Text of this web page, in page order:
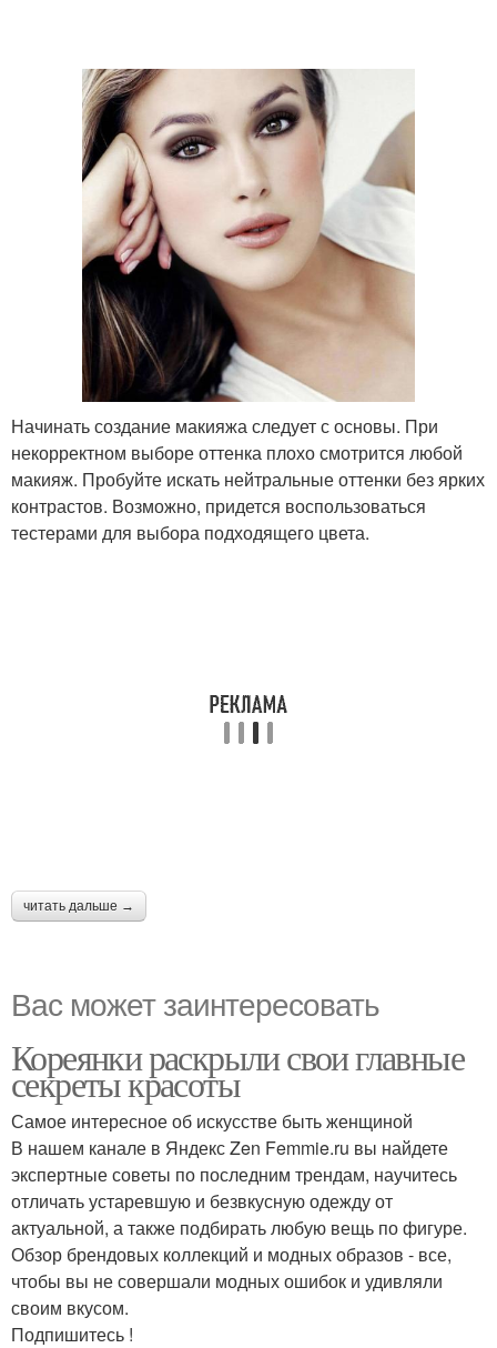
Начинать создание макияжа следует с основы. При
некорректном выборе оттенка плохо смотрится любой
макияж. Пробуйте искать нейтральные оттенки без ярких
контрастов. Возможно, придется воспользоваться
тестерами для выбора подходящего цвета.
читать дальше →
Вас может заинтересовать
Кореянки раскрыли свои главные
секреты красоты
Самое интересное об искусстве быть женщиной
В нашем канале в Яндекс Zen Femmie.ru вы найдете
экспертные советы по последним трендам, научитесь
отличать устаревшую и безвкусную одежду от
актуальной, а также подбирать любую вещь по фигуре.
Обзор брендовых коллекций и модных образов - все,
чтобы вы не совершали модных ошибок и удивляли
своим вкусом.
Подпишитесь !